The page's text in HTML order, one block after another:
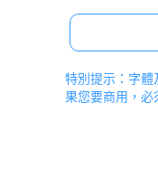
特別提示：字體
果您要商用，必